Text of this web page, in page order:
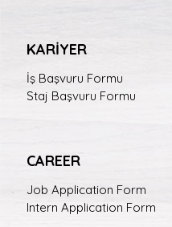
KARİYER
İş Başvuru Formu
Staj Başvuru Formu
CAREER
Job Application Form
Intern Application Form